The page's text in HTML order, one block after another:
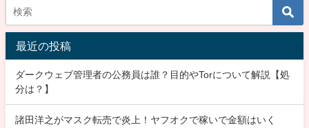
最近の投稿
ダークウェブ管理者の公務員は誰？目的やTorについて解説【処
分は？】
諸田洋之がマスク転売で炎上！ヤフオクで稼いで金額はいく